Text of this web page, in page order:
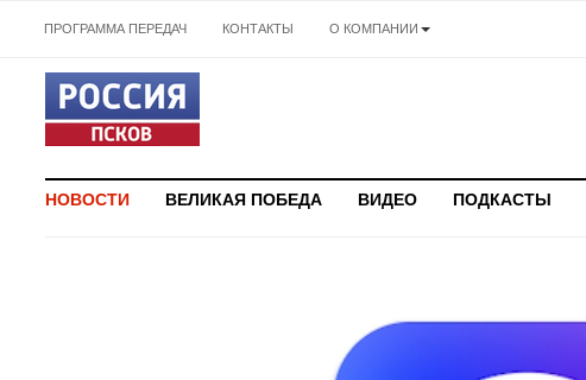
ПРОГРАММА ПЕРЕДАЧ КОНТАКТЫ О КОМПАНИИ
НОВОСТИ ВЕЛИКАЯ ПОБЕДА ВИДЕО ПОДКАСТЫ